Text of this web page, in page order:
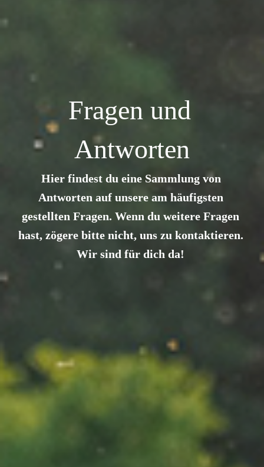
Fragen und
Antworten
Hier findest du eine Sammlung von
Antworten auf unsere am häufigsten
gestellten Fragen. Wenn du weitere Fragen
hast, zögere bitte nicht, uns zu kontaktieren.
Wir sind für dich da!